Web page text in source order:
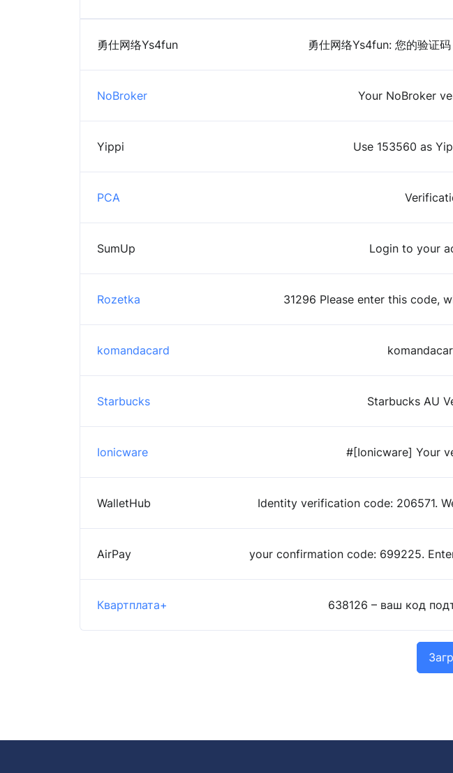
勇仕网络Ys4fun 勇仕网络Ys4fun: 您的验证
NoBroker Your NoBroker
Yippi Use 153560 as
PCA
SumUp Login to your
Rozetka 31296 Please enter this code,
komandacard
Starbucks Starbucks AU
Ionicware #[Ionicware] Your
WalletHub Identity verification code: 206571.
AirPay your confirmation code: 699225.
Квартплата+ 638126 – ваш код